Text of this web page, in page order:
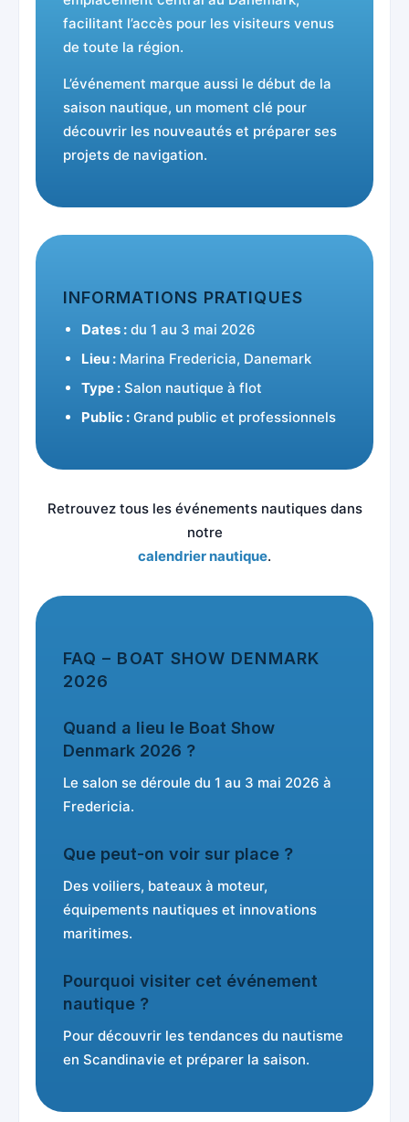
facilitant l’accès pour les visiteurs venus
de toute la région.
L’événement marque aussi le début de la
saison nautique, un moment clé pour
découvrir les nouveautés et préparer ses
projets de navigation.
INFORMATIONS PRATIQUES
Dates : du 1 au 3 mai 2026
Lieu : Marina Fredericia, Danemark
Type : Salon nautique à flot
Public : Grand public et professionnels
Retrouvez tous les événements nautiques dans
notre
calendrier nautique.
FAQ – BOAT SHOW DENMARK
2026
Quand a lieu le Boat Show
Denmark 2026 ?
Le salon se déroule du 1 au 3 mai 2026 à
Fredericia.
Que peut-on voir sur place ?
Des voiliers, bateaux à moteur,
équipements nautiques et innovations
maritimes.
Pourquoi visiter cet événement
nautique ?
Pour découvrir les tendances du nautisme
en Scandinavie et préparer la saison.